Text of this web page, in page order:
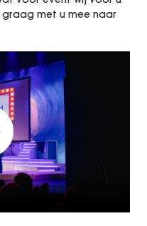
graag met u mee naar